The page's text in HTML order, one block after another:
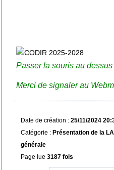
Passer la souris au
Merci de signaler au
Date de création : 25/11/2024
Catégorie : Présentation de la
générale
Page lue 3187 fois